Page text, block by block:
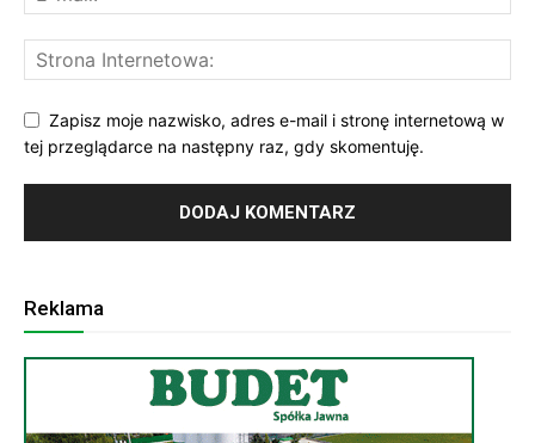
Zapisz moje nazwisko, adres e-mail i stronę internetową w
tej przeglądarce na następny raz, gdy skomentuję.
Reklama